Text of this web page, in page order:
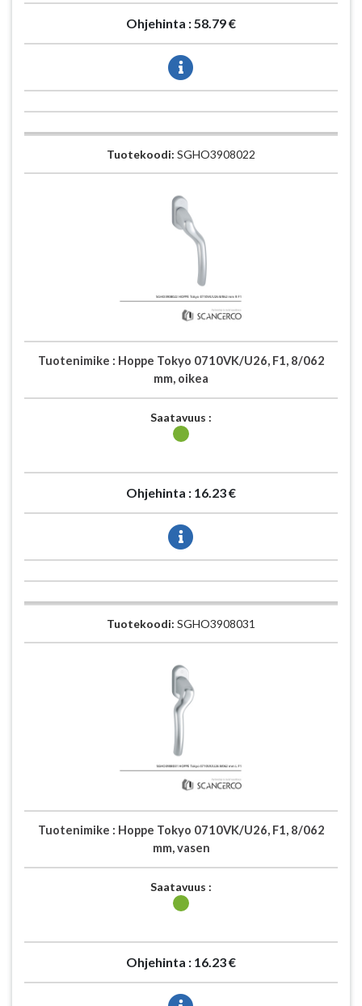
Ohjehinta :58.79 €
Tuotekoodi: SGHO3908022
Tuotenimike : Hoppe Tokyo 0710VK/U26, F1, 8/062
mm, oikea
Saatavuus :
Ohjehinta : 16.23 €
Tuotekoodi: SGHO3908031
Tuotenimike : Hoppe Tokyo 0710VK/U26, F1, 8/062
mm, vasen
Saatavuus :
Ohjehinta : 16.23 €